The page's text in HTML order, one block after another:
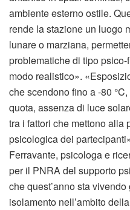
ambiente esterno ostile.
rende la stazione un luogo
lunare o marziana,
problematiche di tipo
modo realistico».
che scendono fino a -80
quota, assenza di luce
tra i fattori che mettono alla
psicologica dei
Ferravante, psicologa e
per il PNRA del supporto
che quest’anno sta
isolamento nell’ambito